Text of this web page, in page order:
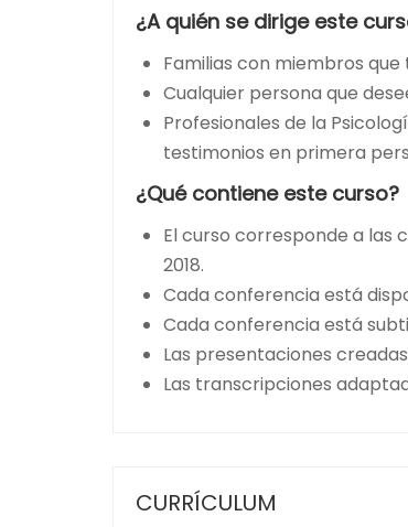
¿A quién se dirige este
Familias con miembros
Cualquier persona que
Profesionales de la
testimonios en primera
¿Qué contiene este curso?
El curso corresponde a las
2018.
Cada conferencia está
Cada conferencia está
Las presentaciones
Las transcripciones
CURRÍCULUM